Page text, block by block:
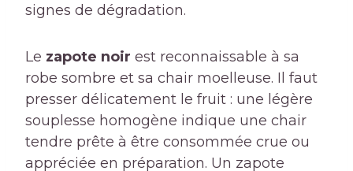
signes de dégradation.
Le zapote noir est reconnaissable à sa
robe sombre et sa chair moelleuse. Il faut
presser délicatement le fruit : une légère
souplesse homogène indique une chair
tendre prête à être consommée crue ou
appréciée en préparation. Un zapote